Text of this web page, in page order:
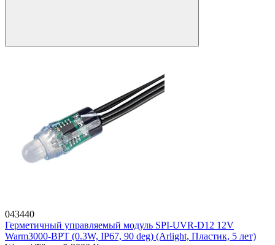
043440
Герметичный управляемый модуль SPI-UVR-D12 12V
Warm3000-BPT (0.3W, IP67, 90 deg) (Arlight, Пластик, 5 лет)